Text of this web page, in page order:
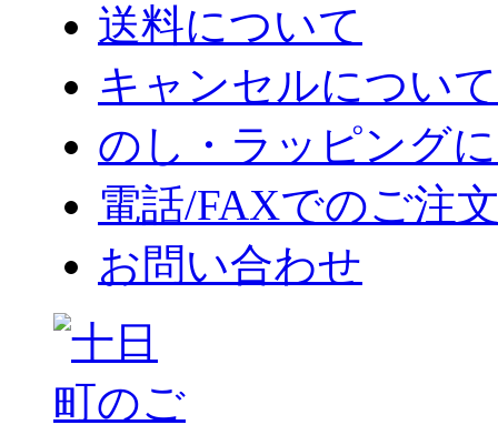
送料について
キャンセルについて
のし・ラッピング
電話/FAXでのご注
お問い合わせ